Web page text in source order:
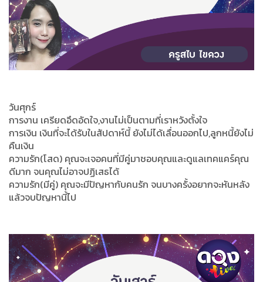
วันศุกร์
การงาน เครียดอึดอัดใจ,งานไม่เป็นตามที่เราหวังตั้งใจ
การเงิน เงินที่จะได้รับในสัปดาห์นี้ ยังไม่ได้เลื่อนออกไป,ลูกหนี้ยังไม่
คืนเงิน
ความรัก(โสด) คุณจะเจอคนที่มีคู่มาชอบคุณและดูแลเทคแคร์คุณ
ดีมาก จนคุณไม่อาจปฏิเสธได้
ความรัก(มีคู่) คุณจะมีปัญหากับคนรัก จนบางครั้งอยากจะหันหลัง
แล้วจบปัญหานี้ไป